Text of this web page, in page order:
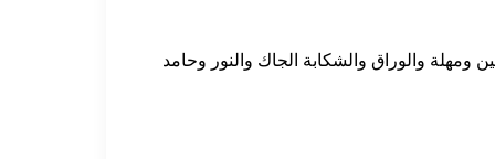
ومهلة والوراق والشكابة الجاك والنور وحامد